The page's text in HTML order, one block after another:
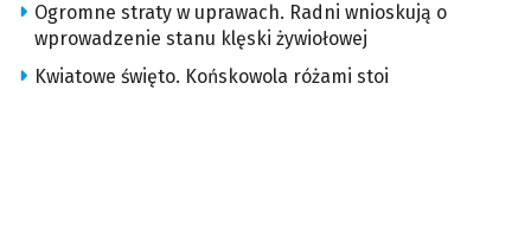
Ogromne straty w uprawach. Radni wnioskują o
wprowadzenie stanu klęski żywiołowej
Kwiatowe święto. Końskowola różami stoi